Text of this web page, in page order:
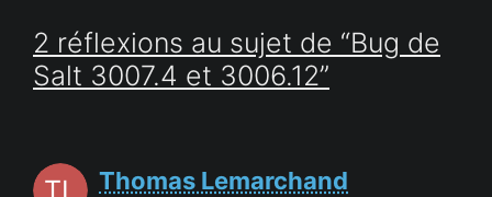
2 réflexions au sujet de “Bug de
Salt 3007.4 et 3006.12”
Thomas Lemarchand